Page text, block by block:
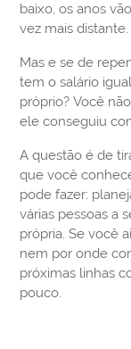
baixo, os anos
vez mais distante.
Mas e se de
tem o salário
próprio? Você
ele conseguiu
A questão é de
que você
pode fazer:
várias pessoas a
própria. Se você
nem por onde
próximas linhas
pouco.